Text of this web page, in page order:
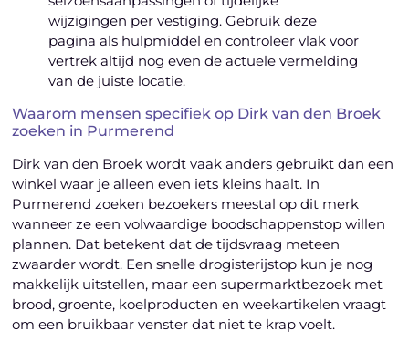
wijzigingen per vestiging. Gebruik deze
pagina als hulpmiddel en controleer vlak voor
vertrek altijd nog even de actuele vermelding
van de juiste locatie.
Waarom mensen specifiek op Dirk van den Broek
zoeken in Purmerend
Dirk van den Broek wordt vaak anders gebruikt dan een
winkel waar je alleen even iets kleins haalt. In
Purmerend zoeken bezoekers meestal op dit merk
wanneer ze een volwaardige boodschappenstop willen
plannen. Dat betekent dat de tijdsvraag meteen
zwaarder wordt. Een snelle drogisterijstop kun je nog
makkelijk uitstellen, maar een supermarktbezoek met
brood, groente, koelproducten en weekartikelen vraagt
om een bruikbaar venster dat niet te krap voelt.